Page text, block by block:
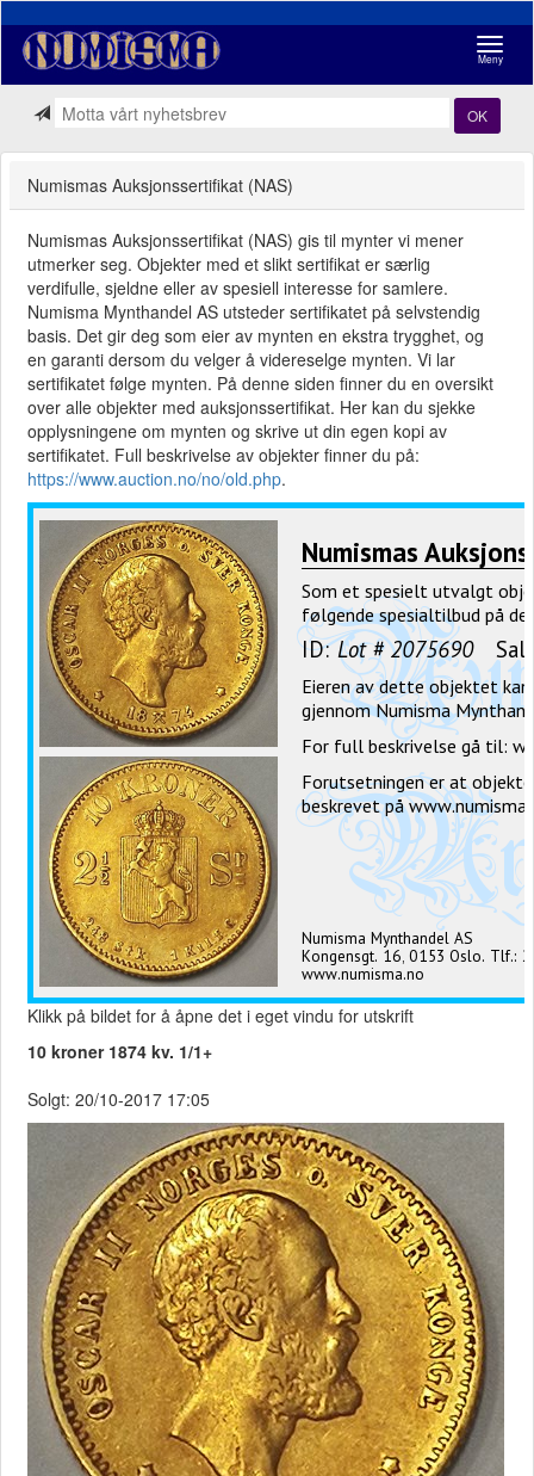
Meny
OK
Numismas Auksjonssertifikat (NAS)
Numismas Auksjonssertifikat (NAS) gis til mynter vi mener
utmerker seg. Objekter med et slikt sertifikat er særlig
verdifulle, sjeldne eller av spesiell interesse for samlere.
Numisma Mynthandel AS utsteder sertifikatet på selvstendig
basis. Det gir deg som eier av mynten en ekstra trygghet, og
en garanti dersom du velger å videreselge mynten. Vi lar
sertifikatet følge mynten. På denne siden finner du en oversikt
over alle objekter med auksjonssertifikat. Her kan du sjekke
opplysningene om mynten og skrive ut din egen kopi av
sertifikatet. Full beskrivelse av objekter finner du på:
https://www.auction.no/no/old.php.
Klikk på bildet for å åpne det i eget vindu for utskrift
10 kroner 1874 kv. 1/1+
Solgt: 20/10-2017 17:05